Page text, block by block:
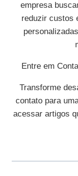
empresa
reduzir custos
Entre em
Transforme
contato para
acessar artigos